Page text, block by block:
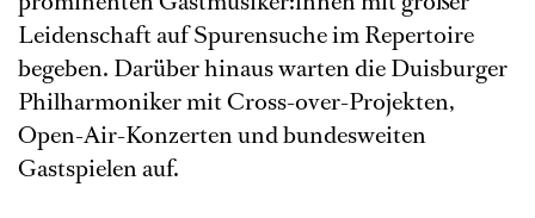
Leidenschaft auf Spurensuche im Repertoire
begeben. Darüber hinaus warten die Duisburger
Philharmoniker mit Cross-over-Projekten,
Open-Air-Konzerten und bundesweiten
Gastspielen auf.